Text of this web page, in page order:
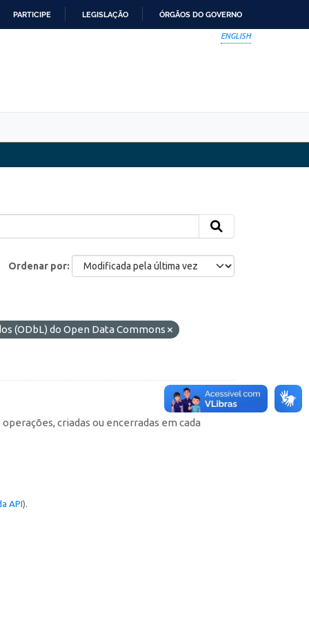
PARTICIPE LEGISLAÇÃO ÓRGÃOS DO GOVERNO
ENGLISH
Ordenar por
(ODbL) do Open Data Commons
criadas ou encerradas em cada
API).